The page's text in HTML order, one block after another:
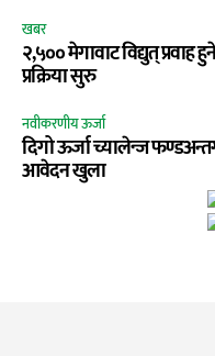
खबर
२,५०० मेगावाट विद्युत्
प्रक्रिया सुरु
नवीकरणीय ऊर्जा
दिगो ऊर्जा च्यालेन्ज
आवेदन खुला